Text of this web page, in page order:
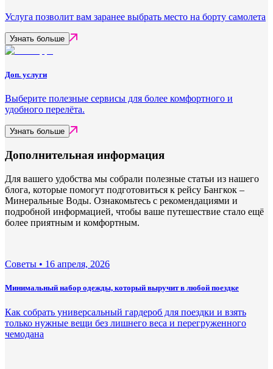
Услуга позволит вам заранее выбрать место на борту самолета
Узнать больше
Доп. услуги
Выберите полезные сервисы для более комфортного и
удобного перелёта.
Узнать больше
Дополнительная информация
Для вашего удобства мы собрали полезные статьи из нашего
блога, которые помогут подготовиться к рейсу Бангкок –
Минеральные Воды. Ознакомьтесь с рекомендациями и
подробной информацией, чтобы ваше путешествие стало ещё
более приятным и комфортным.
Советы • 16 апреля, 2026
Минимальный набор одежды, который выручит в любой поездке
Как собрать универсальный гардероб для поездки и взять
только нужные вещи без лишнего веса и перегруженного
чемодана